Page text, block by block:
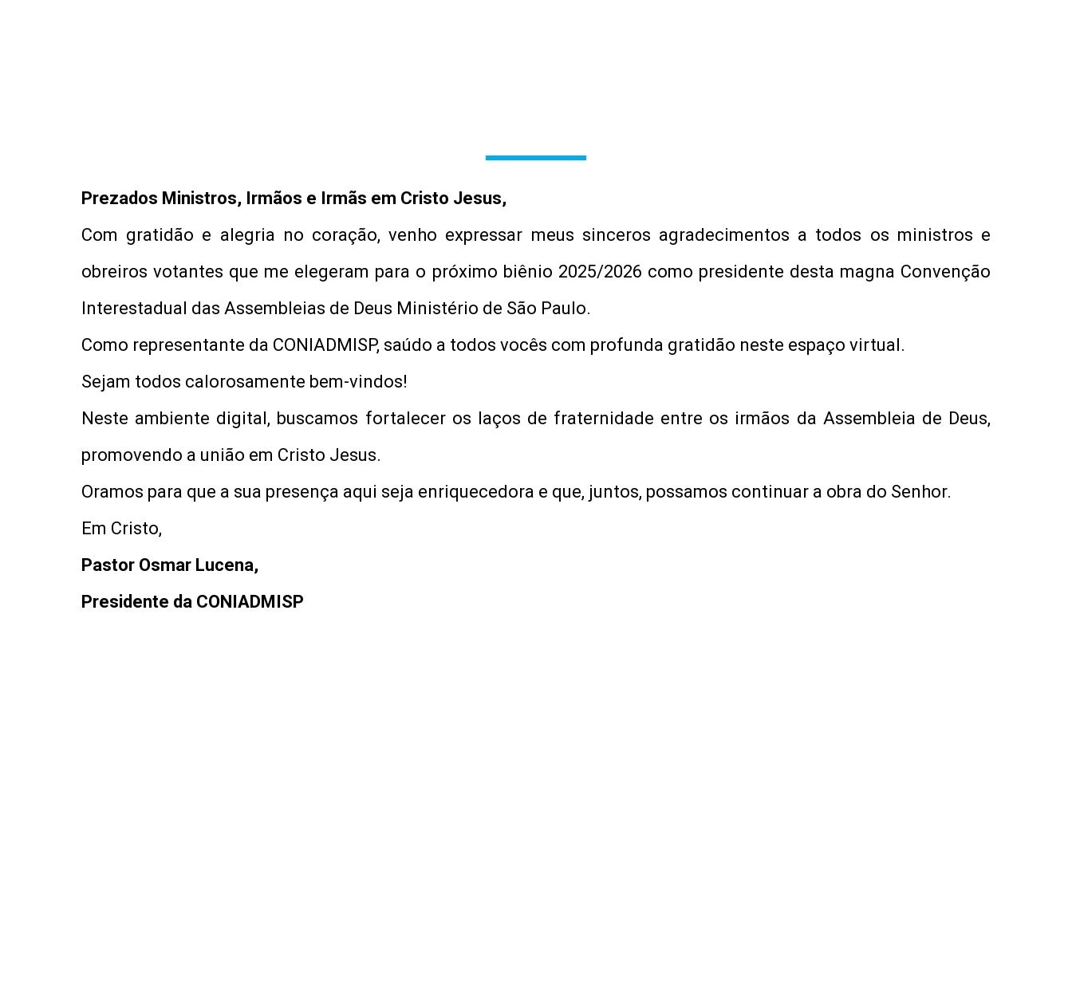
Prezados Ministros, Irmãos e Irmãs em Cristo Jesus,
Com gratidão e alegria no coração, venho expressar meus sinceros agradecimentos a todos os ministros e
obreiros votantes que me elegeram para o próximo biênio 2025/2026 como presidente desta magna Convenção
Interestadual das Assembleias de Deus Ministério de São Paulo.
Como representante da CONIADMISP, saúdo a todos vocês com profunda gratidão neste espaço virtual.
Sejam todos calorosamente bem-vindos!
Neste ambiente digital, buscamos fortalecer os laços de fraternidade entre os irmãos da Assembleia de Deus,
promovendo a união em Cristo Jesus.
Oramos para que a sua presença aqui seja enriquecedora e que, juntos, possamos continuar a obra do Senhor.
Em Cristo,
Pastor Osmar Lucena,
Presidente da CONIADMISP